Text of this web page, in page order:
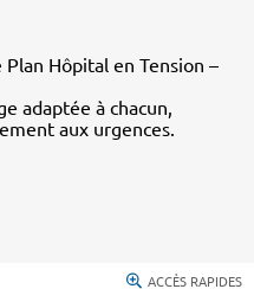
Hôpital en Tension –
adaptée à chacun,
aux urgences.
ACCÈS RAPIDES